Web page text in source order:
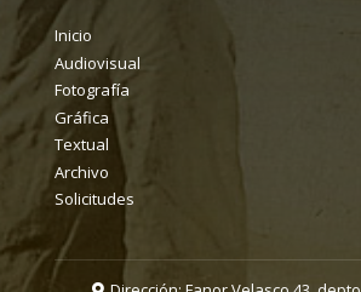
Inicio
Audiovisual
Fotografía
Gráfica
Textual
Archivo
Solicitudes